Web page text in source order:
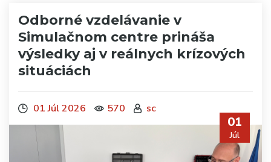
Odborné vzdelávanie v
Simulačnom centre prináša
výsledky aj v reálnych krízových
situáciách
01 Júl 2026 570 sc
01
Júl